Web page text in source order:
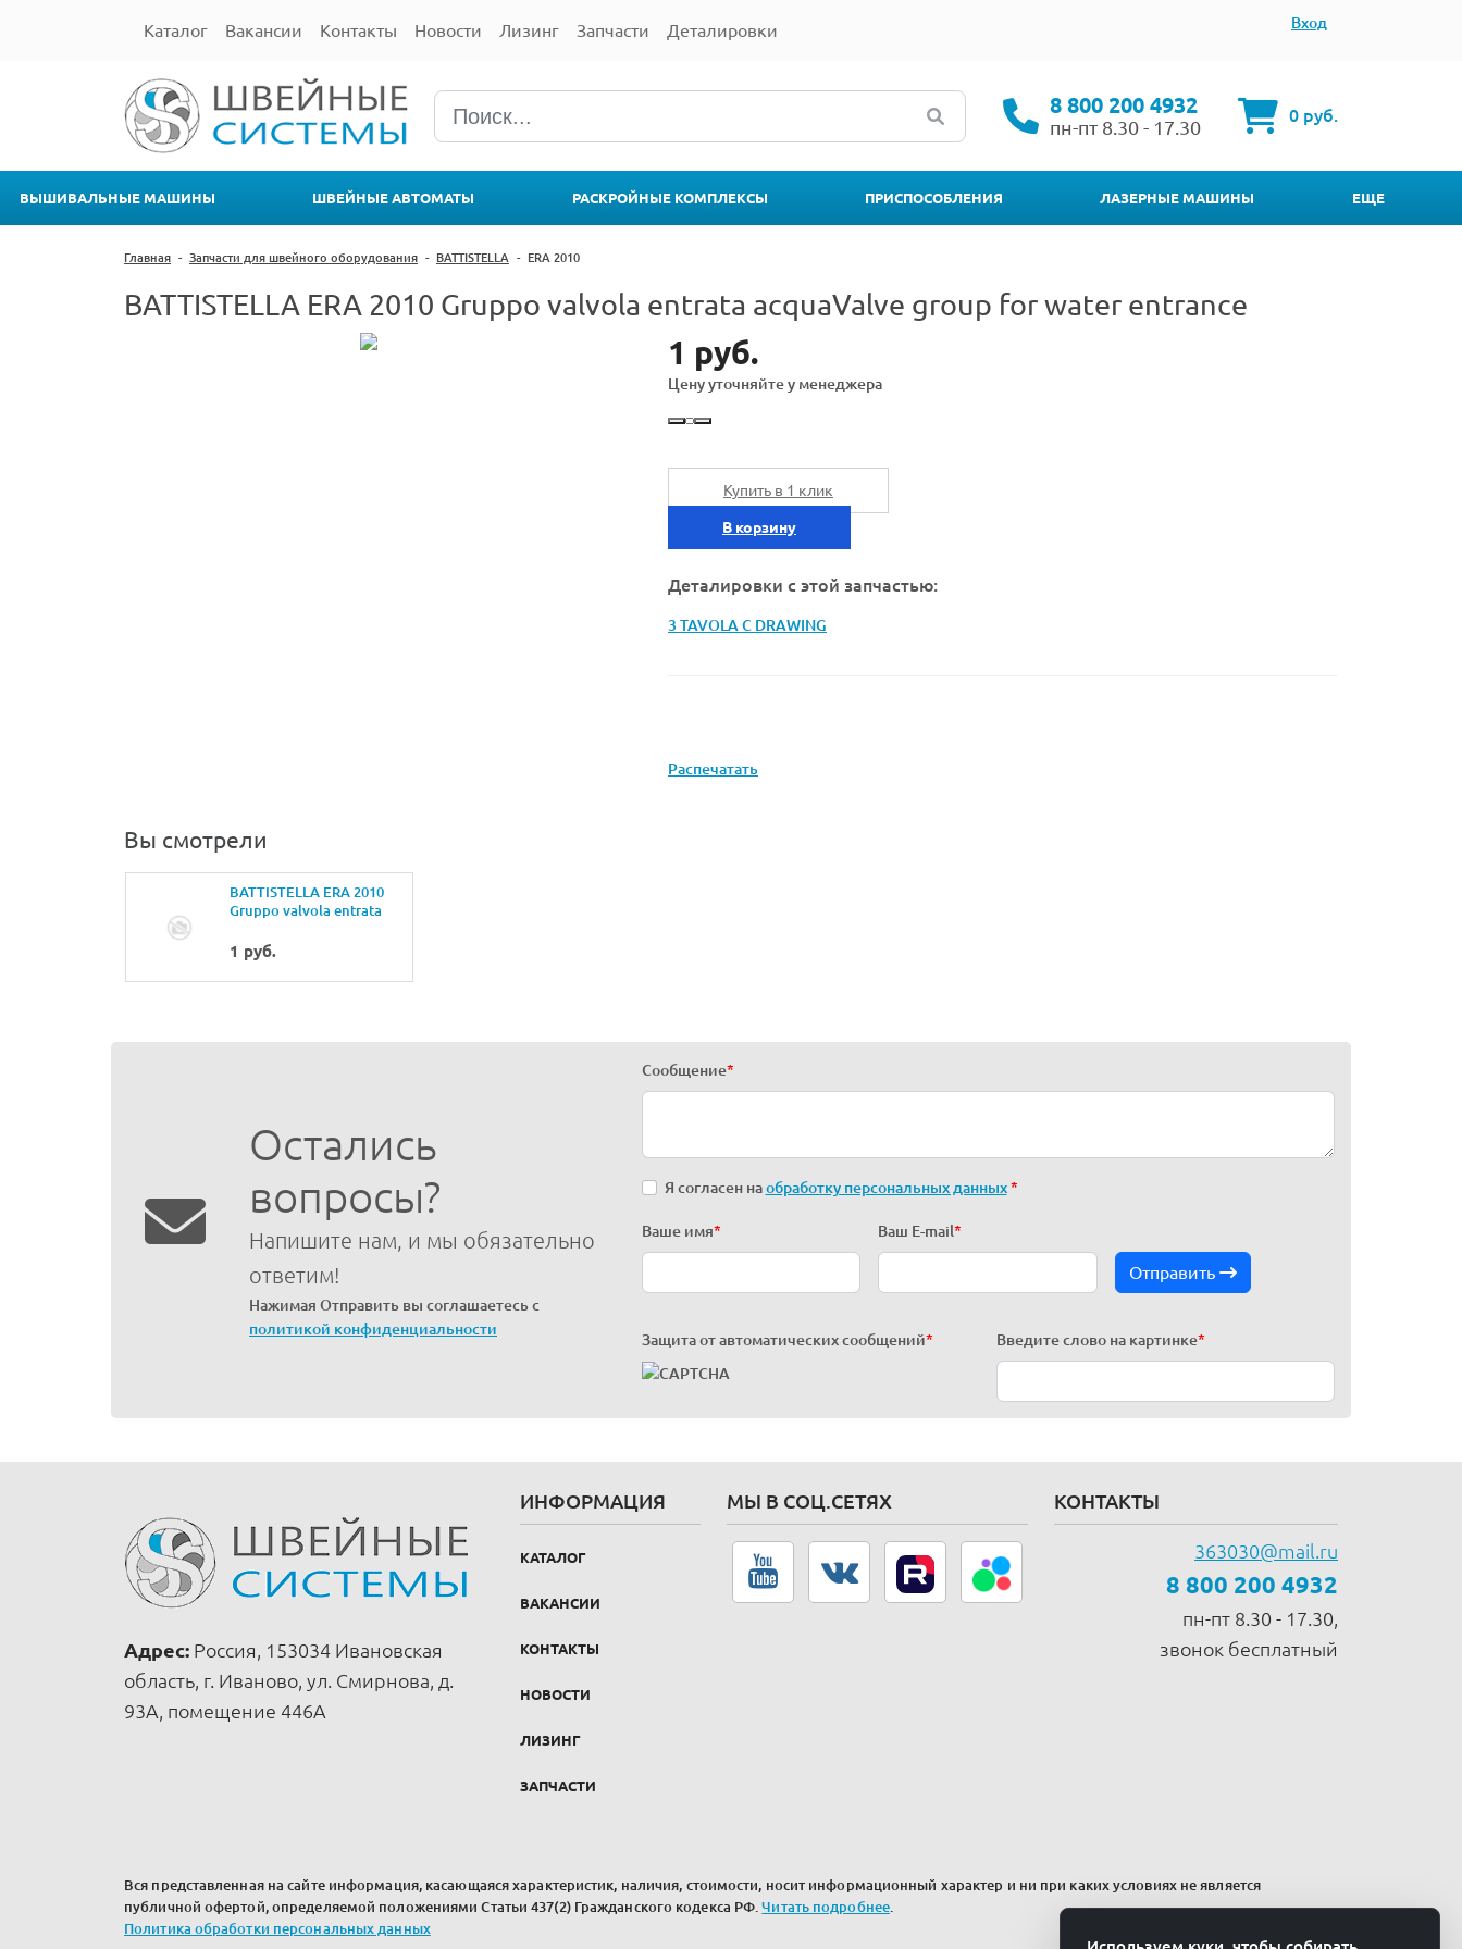
Каталог Вакансии Контакты Новости Лизинг Запчасти Деталировки Вход
8 800 200 4932
пн-пт 8.30 - 17.30
0 руб.
ВЫШИВАЛЬНЫЕ МАШИНЫ ШВЕЙНЫЕ АВТОМАТЫ РАСКРОЙНЫЕ КОМПЛЕКСЫ ПРИСПОСОБЛЕНИЯ ЛАЗЕРНЫЕ МАШИНЫ ЕЩЕ
Главная - Запчасти для швейного оборудования - BATTISTELLA - ERA 2010
BATTISTELLA ERA 2010 Gruppo valvola entrata acquaValve group for water entrance
1 руб.
Цену уточняйте у менеджера
Купить в 1 клик
В корзину
Деталировки с этой запчастью:
3 TAVOLA C DRAWING
Распечатать
Вы смотрели
BATTISTELLA ERA 2010
Gruppo valvola entrata
water entrance
1 руб.
Остались
вопросы?
Напишите нам, и мы обязательно
ответим!
Нажимая Отправить вы соглашаетесь с
политикой конфиденциальности
Сообщение*
Я согласен наобработку персональных данных *
Ваше имя* Ваш E-mail*
Отправить
Защита от автоматических сообщений* Введите слово на картинке*
Адрес: Россия, 153034 Ивановская
область, г. Иваново, ул. Смирнова, д.
93А, помещение 446А
ИНФОРМАЦИЯ
КАТАЛОГ
ВАКАНСИИ
КОНТАКТЫ
НОВОСТИ
ЛИЗИНГ
ЗАПЧАСТИ
МЫ В СОЦ.СЕТЯХ КОНТАКТЫ
363030@mail.ru
8 800 200 4932
пн-пт 8.30 - 17.30,
звонок бесплатный
Вся представленная на сайте информация, касающаяся характеристик, наличия, стоимости, носит информационный характер и ни при каких условиях не является
публичной офертой, определяемой положениями Статьи 437(2) Гражданского кодекса РФ.Читать подробнее.
Политика обработки персональных данных